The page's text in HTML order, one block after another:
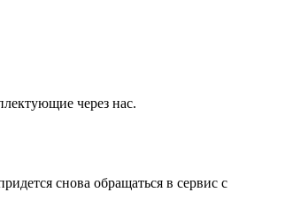
через нас.
снова обращаться в сервис с